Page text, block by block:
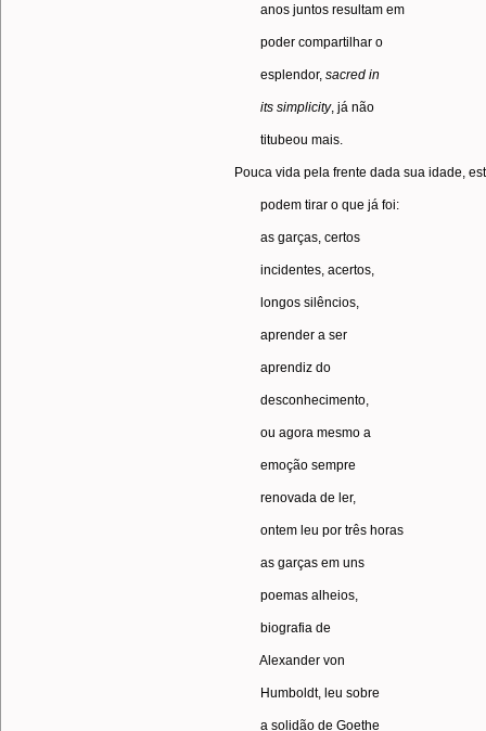
anos juntos resultam em
poder compartilhar o
esplendor, sacred in
its simplicity, já não
titubeou mais.
Pouca vida pela frente dada sua idade,
podem tirar o que já foi:
as garças, certos
incidentes, acertos,
longos silêncios,
aprender a ser
aprendiz do
desconhecimento,
ou agora mesmo a
emoção sempre
renovada de ler,
ontem leu por três horas
as garças em uns
poemas alheios,
biografia de
Alexander von
Humboldt, leu sobre
a solidão de Goethe